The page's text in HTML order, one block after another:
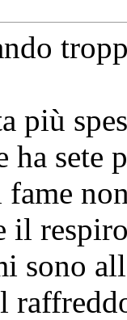
più
ha sete
il
sono